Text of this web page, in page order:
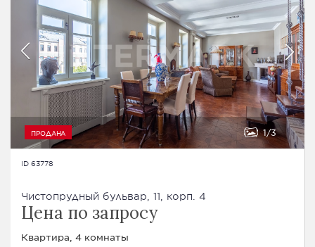
ПРОДАНА 1 3
ID 63778
Чистопрудный бульвар, 11, корп. 4
Цена по запросу
Квартира, 4 комнаты